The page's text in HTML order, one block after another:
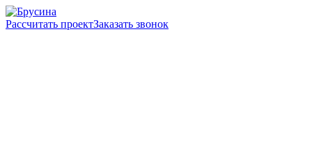
Рассчитать проектЗаказать звонок